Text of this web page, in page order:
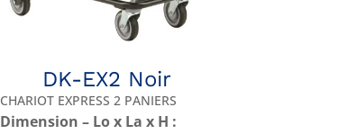
DK-EX2 Noir
CHARIOT EXPRESS 2 PANIERS
Dimension – Lo x La x H :